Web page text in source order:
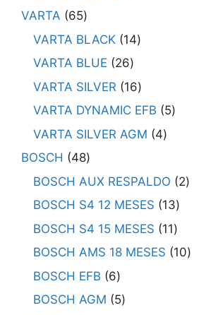
VARTA
65
VARTA BLACK 14
VARTA BLUE
26
VARTA SILVER
16
VARTA DYNAMIC EFB
5
VARTA SILVER AGM
4
BOSCH
48
BOSCH AUX RESPALDO
2
BOSCH S4 12 MESES
13
BOSCH S4 15 MESES
11
BOSCH AMS 18 MESES
10
BOSCH EFB
6
BOSCH AGM
5